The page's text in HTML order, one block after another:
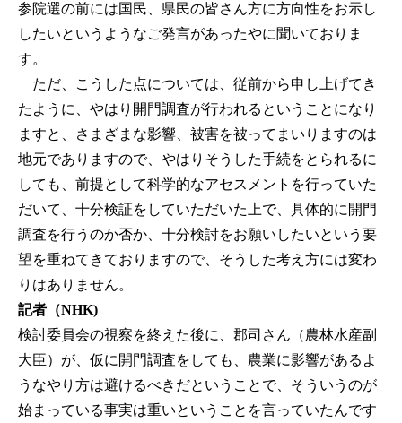
参院選の前には国民、県民の皆さん方に方向性をお示し
したいというようなご発言があったやに聞いておりま
す。
ただ、こうした点については、従前から申し上げてき
たように、やはり開門調査が行われるということになり
ますと、さまざまな影響、被害を被ってまいりますのは
地元でありますので、やはりそうした手続をとられるに
しても、前提として科学的なアセスメントを行っていた
だいて、十分検証をしていただいた上で、具体的に開門
調査を行うのか否か、十分検討をお願いしたいという要
望を重ねてきておりますので、そうした考え方には変わ
りはありません。
記者（NHK)
検討委員会の視察を終えた後に、郡司さん（農林水産副
大臣）が、仮に開門調査をしても、農業に影響があるよ
うなやり方は避けるべきだということで、そういうのが
始まっている事実は重いということを言っていたんです